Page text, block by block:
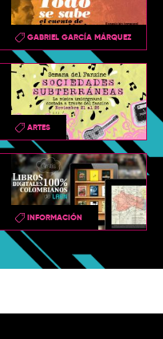
GABRIEL GARCÍA MÁRQUEZ
ARTES
INFORMACIÓN